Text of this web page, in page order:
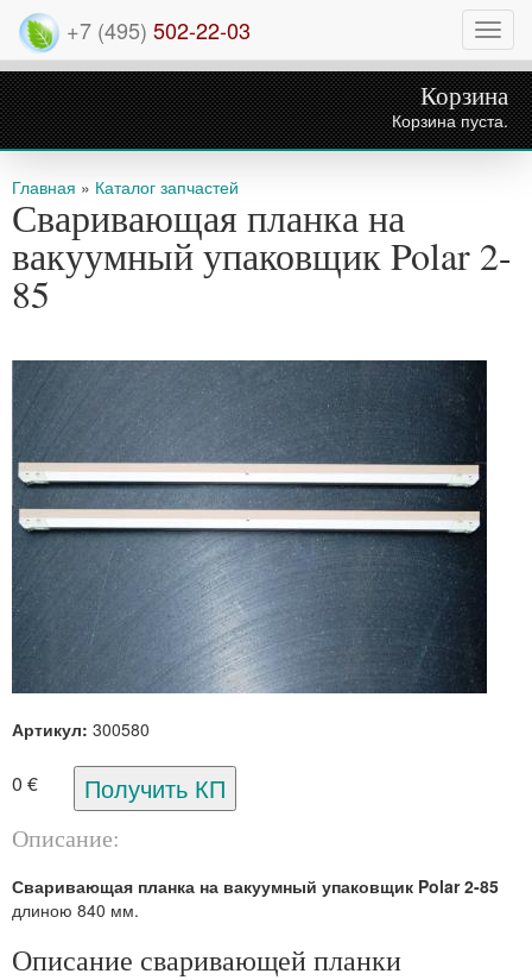
+7 (495) 502-22-03
Корзина
Корзина пуста.
Вы здесь
Главная » Каталог запчастей
Сваривающая планка на
вакуумный упаковщик Polar 2-
85
Артикул: 300580
0 €
Описание:
Сваривающая планка на вакуумный упаковщик Polar 2-85
длиною 840 мм.
Описание сваривающей планки